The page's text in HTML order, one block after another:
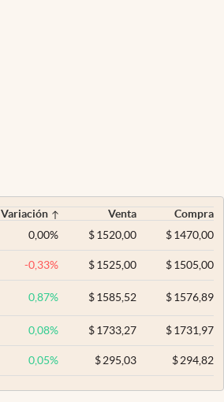
Variación Venta
Compra
0,00% $ 1520,00 $1470,00
-0,33% $ 1525,00 $1505,00
0,87% $ 1585,52 $1576,89
0,08% $ 1733,27 $1731,97
0,05% $ 295,03 $294,82